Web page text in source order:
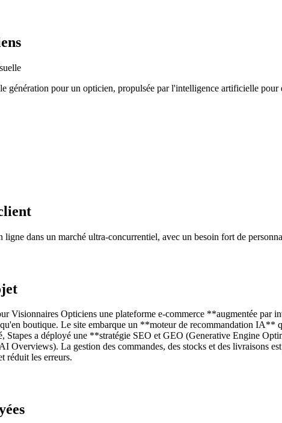
génération pour un opticien, propulsée par l'intelligence artificielle pour
ligne dans un marché ultra-concurrentiel, avec un besoin fort de
Visionnaires Opticiens une plateforme e-commerce **augmentée
boutique. Le site embarque un **moteur de recommandation IA**
Stapes a déployé une **stratégie SEO et GEO (Generative Engine
Overviews). La gestion des commandes, des stocks et des livraisons
réduit les erreurs.